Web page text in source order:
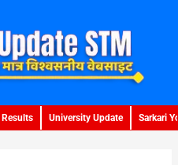
Results University Update Sarkari